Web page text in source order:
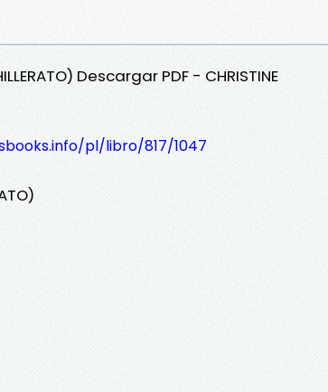
Descargar PDF - CHRISTINE
pl/libro/817/1047